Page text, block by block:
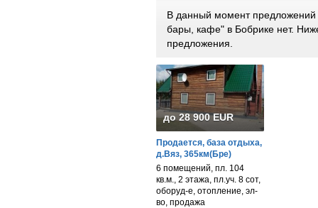
В данный момент
бары, кафе" в Бобрике нет.
предложения.
до 28 900 EUR
Продается, база отдыха,
д.Вяз, 365км(Бре)
6 помещений, пл. 104
кв.м., 2 этажа, пл.уч. 8 сот,
оборуд-е, отопление, эл-
во, продажа